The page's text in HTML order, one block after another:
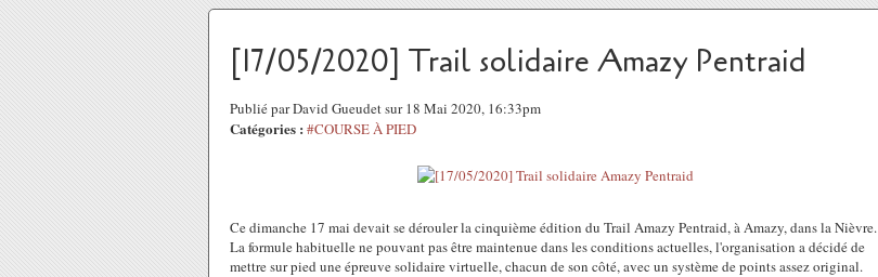
[17/05/2020] Trail solidaire Amazy Pentraid
Publié par David Gueudet sur 18 Mai 2020, 16:33pm
Catégories : #COURSE À PIED
Ce dimanche 17 mai devait se dérouler la cinquième édition du Trail Amazy Pentraid, à Amazy, dans la Nièvre.
La formule habituelle ne pouvant pas être maintenue dans les conditions actuelles, l'organisation a décidé de
mettre sur pied une épreuve solidaire virtuelle, chacun de son côté, avec un système de points assez original.